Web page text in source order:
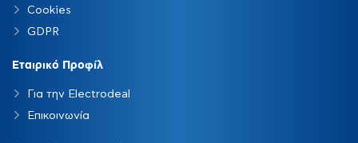
Cookies
GDPR
Εταιρικό Προφίλ
Για την Electrodeal
Επικοινωνία